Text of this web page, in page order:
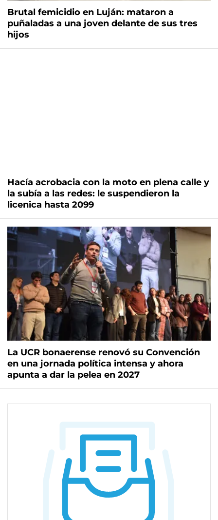
Brutal femicidio en Luján: mataron a
puñaladas a una joven delante de sus tres
hijos
Hacía acrobacia con la moto en plena calle y
la subía a las redes: le suspendieron la
licenica hasta 2099
La UCR bonaerense renovó su Convención
en una jornada política intensa y ahora
apunta a dar la pelea en 2027